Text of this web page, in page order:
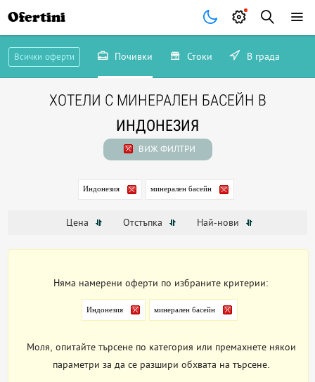
Ofertini
Всички оферти Почивки Стоки В града
ХОТЕЛИ С МИНЕРАЛЕН БАСЕЙН В
ИНДОНЕЗИЯ
ВИЖ ФИЛТРИ
Индонезия минерален басейн
Цена Отстъпка Най-нови
Няма намерени оферти по избраните критерии:
Индонезия минерален басейн
Моля, опитайте търсене по категория или премахнете някои
параметри за да се разшири обхвата на търсене.